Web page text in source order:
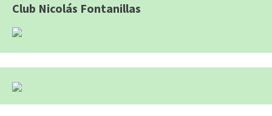
Club Nicolás Fontanillas